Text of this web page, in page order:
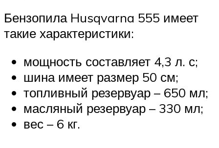
Бензопила Husqvarna 555 имеет
такие характеристики:
мощность составляет 4,3 л. с;
шина имеет размер 50 см;
топливный резервуар – 650 мл;
масляный резервуар – 330 мл;
вес – 6 кг.